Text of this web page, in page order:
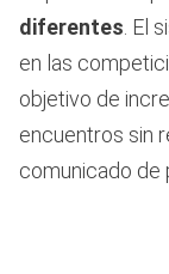
diferentes. El
en las
objetivo de
encuentros sin
comunicado de